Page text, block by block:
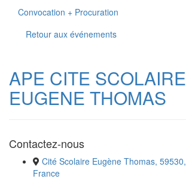
Convocation + Procuration
Retour aux événements
APE CITE SCOLAIRE
EUGENE THOMAS
Contactez-nous
Cité Scolaire Eugène Thomas,
France